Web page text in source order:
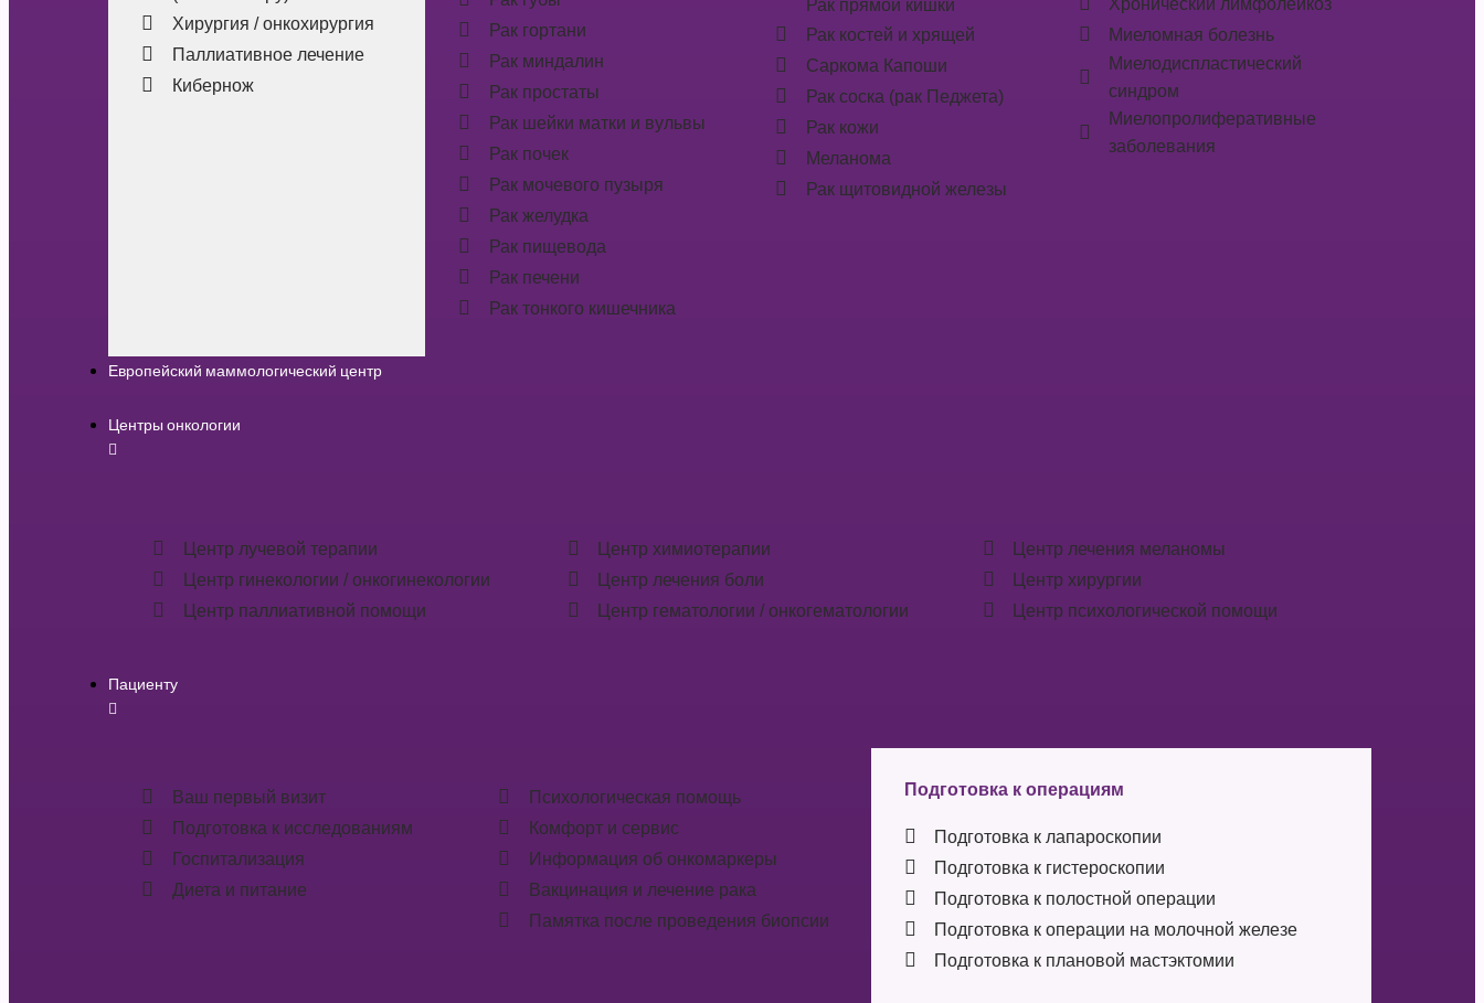
Хирургия / онкохирургия
Паллиативное лечение
Кибернож
Рак гортани
Рак миндалин
Рак простаты
Рак шейки матки и вульвы
Рак почек
Рак мочевого пузыря
Рак желудка
Рак пищевода
Рак печени
Рак тонкого кишечника
Рак прямой кишки
Рак костей и хрящей
Саркома Капоши
Рак соска (рак Педжета)
Рак кожи
Меланома
Рак щитовидной железы
Миеломная болезнь
Миелодиспластический
синдром
Миелопролиферативные
заболевания
Европейский маммологический центр
Центры онкологии
Центр лучевой терапии
Центр гинекологии / онкогинекологии
Центр паллиативной помощи
Центр химиотерапии
Центр лечения боли
Центр гематологии / онкогематологии
Центр лечения меланомы
Центр хирургии
Центр психологической помощи
Пациенту
Ваш первый визит
Подготовка к исследованиям
Госпитализация
Диета и питание
Психологическая помощь
Комфорт и сервис
Информация об онкомаркеры
Вакцинация и лечение рака
Памятка после проведения биопсии
Подготовка к операциям
Подготовка к лапароскопии
Подготовка к гистероскопии
Подготовка к полостной операции
Подготовка к операции на молочной железе
Подготовка к плановой мастэктомии